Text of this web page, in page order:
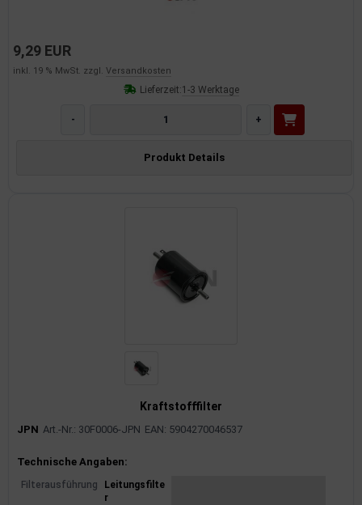
9,29 EUR
inkl. 19 % MwSt. zzgl. Versandkosten
Lieferzeit:1-3 Werktage
- +
Produkt Details
Kraftstofffilter
JPN Art.-Nr.: 30F0006-JPN EAN: 5904270046537
Produktinformationen
Technische Angaben:
Filterausführung
Leitungsfilte
r